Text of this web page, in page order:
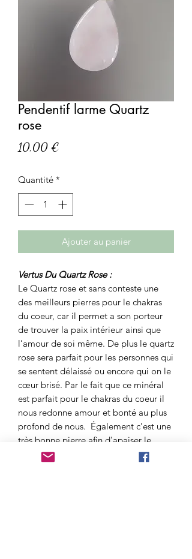
Pendentif larme Quartz
rose
10,00 €
Quantité *
Ajouter au panier
Vertus Du Quartz Rose :
Le Quartz rose et sans conteste une
des meilleurs pierres pour le chakras
du coeur, car il permet a son porteur
de trouver la paix intérieur ainsi que
l’amour de soi même. De plus le quartz
rose sera parfait pour les personnes qui
se sentent délaissé ou encore qui on le
cœur brisé. Par le fait que ce minéral
est parfait pour le chakras du coeur il
nous redonne amour et bonté au plus
profond de nous. Également c’est une
très bonne pierre afin d’apaiser le
stresse et l’anxiété suite a une rupture.